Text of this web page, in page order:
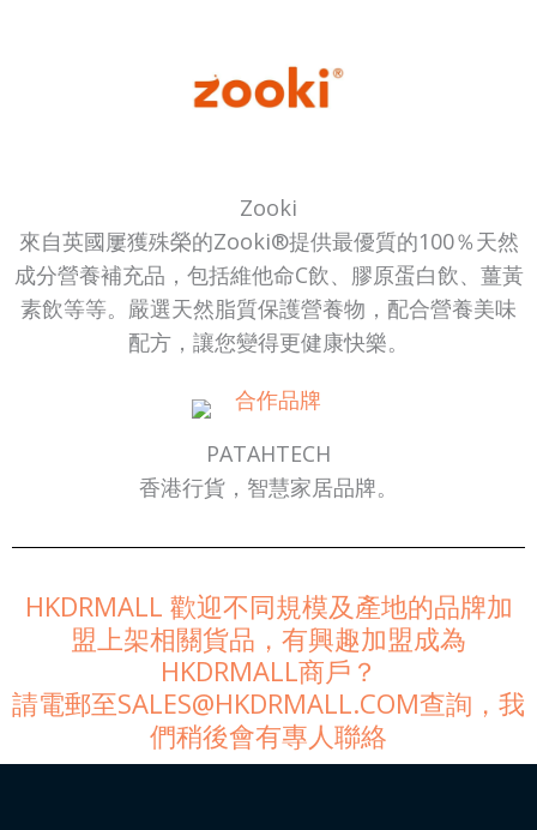
Zooki
來自英國屢獲殊榮的Zooki®提供最優質的100％天然
成分營養補充品，包括維他命C飲、膠原蛋白飲、薑黃
素飲等等。嚴選天然脂質保護營養物，配合營養美味
配方，讓您變得更健康快樂。
PATAHTECH
香港行貨，智慧家居品牌。
HKDRMALL 歡迎不同規模及產地的品牌加
盟上架相關貨品，有興趣加盟成為
HKDRMALL商戶？
請電郵至SALES@HKDRMALL.COM查詢，我
們稍後會有專人聯絡